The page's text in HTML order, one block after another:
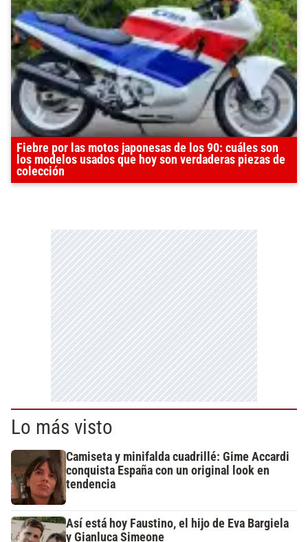
Fiebre por las motos japonesas de los 90: cuáles son
los modelos usados que hoy son verdaderas piezas de
colección
Lo más visto
Camiseta y minifalda cuadrillé: Gime Accardi
conquista España con un original look en
tendencia
Así está hoy Faustino, el hijo de Eva Bargiela
y Gianluca Simeone